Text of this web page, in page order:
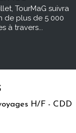
TourMaG suivra
de plus de 5 000
à travers...
H/F - CDD